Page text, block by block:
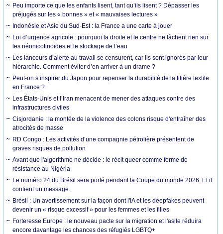
Peu importe ce que les enfants lisent, tant qu’ils lisent ? Dépasser les
préjugés sur les « bonnes » et « mauvaises lectures »
Indonésie et Asie du Sud-Est : la France a une carte à jouer
Loi d’urgence agricole : pourquoi la droite et le centre ne lâchent rien sur
les néonicotinoïdes et le stockage de l’eau
Les lanceurs d’alerte au travail se censurent, car ils sont ignorés par leur
hiérarchie. Comment éviter d’en arriver à un drame ?
Peut-on s’inspirer du Japon pour repenser la durabilité de la filière textile
en France ?
Les États-Unis et l’Iran menacent de mener des attaques contre des
infrastructures civiles
Cisjordanie : la montée de la violence des colons risque d'entraîner des
atrocités de masse
RD Congo : Les activités d’une compagnie pétrolière présentent de
graves risques de pollution
Avant que l'algorithme ne décide : le récit queer comme forme de
résistance au Nigéria
Le numéro 24 du Brésil sera porté pendant la Coupe du monde 2026. Et il
contient un message.
Brésil : Un avertissement sur la façon dont l'IA et les deepfakes peuvent
devenir un « risque excessif » pour les femmes et les filles
Forteresse Europe : le nouveau pacte sur la migration et l'asile réduira
encore davantage les chances des réfugiés LGBTQ+